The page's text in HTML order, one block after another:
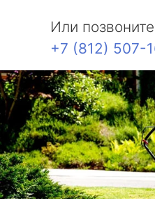
Или
+7 (812) 507-